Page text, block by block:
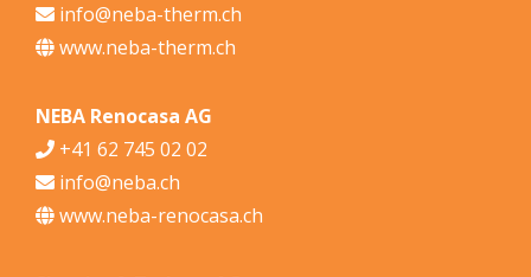
info@neba-therm.ch
www.neba-therm.ch
NEBA Renocasa AG
+41 62 745 02 02
info@neba.ch
www.neba-renocasa.ch